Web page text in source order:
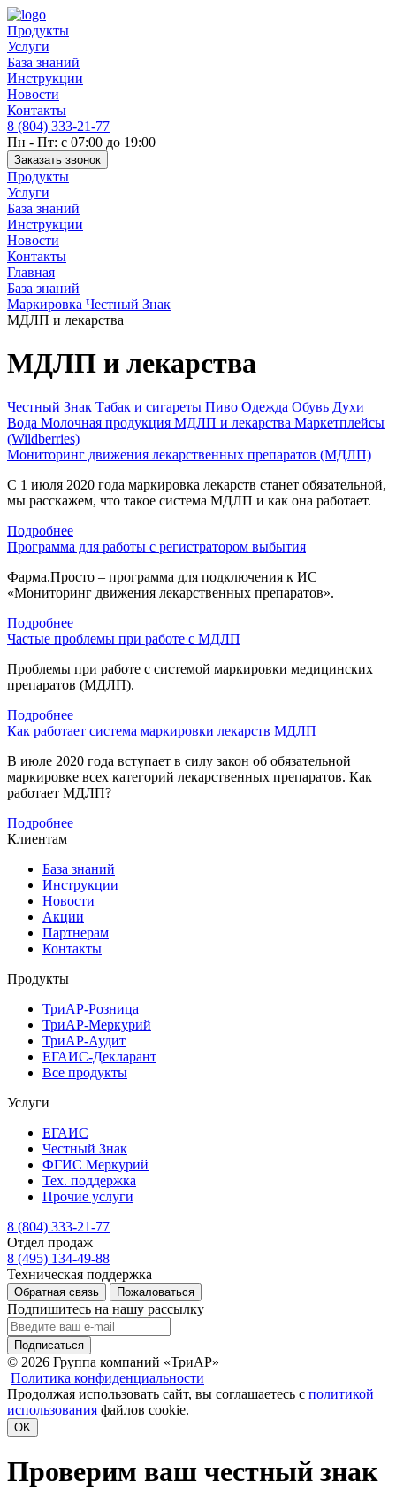
Продукты
Услуги
База знаний
Инструкции
Новости
Контакты
8 (804) 333-21-77
Пн - Пт: с 07:00 до 19:00
Заказать звонок
Продукты
Услуги
База знаний
Инструкции
Новости
Контакты
Главная
База знаний
Маркировка Честный Знак
МДЛП и лекарства
МДЛП и лекарства
Честный Знак Табак и сигареты Пиво Одежда Обувь Духи
Вода Молочная продукция МДЛП и лекарства Маркетплейсы
(Wildberries)
Мониторинг движения лекарственных препаратов (МДЛП)
С 1 июля 2020 года маркировка лекарств станет обязательной,
мы расскажем, что такое система МДЛП и как она работает.
Подробнее
Программа для работы с регистратором выбытия
Фарма.Просто – программа для подключения к ИС
«Мониторинг движения лекарственных препаратов».
Подробнее
Частые проблемы при работе с МДЛП
Проблемы при работе с системой маркировки медицинских
препаратов (МДЛП).
Подробнее
Как работает система маркировки лекарств МДЛП
В июле 2020 года вступает в силу закон об обязательной
маркировке всех категорий лекарственных препаратов. Как
работает МДЛП?
Подробнее
Клиентам
База знаний
Инструкции
Новости
Акции
Партнерам
Контакты
Продукты
ТриАР-Розница
ТриАР-Меркурий
ТриАР-Аудит
ЕГАИС-Декларант
Все продукты
Услуги
ЕГАИС
Честный Знак
ФГИС Меркурий
Тех. поддержка
Прочие услуги
8 (804) 333-21-77
Отдел продаж
8 (495) 134-49-88
Техническая поддержка
Обратная связь Пожаловаться
Подпишитесь на нашу рассылку
Подписаться
© 2026 Группа компаний «ТриАР»
Политика конфиденциальности
Продолжая использовать сайт, вы соглашаетесь с политикой
использования файлов cookie.
OK
Проверим ваш честный знак